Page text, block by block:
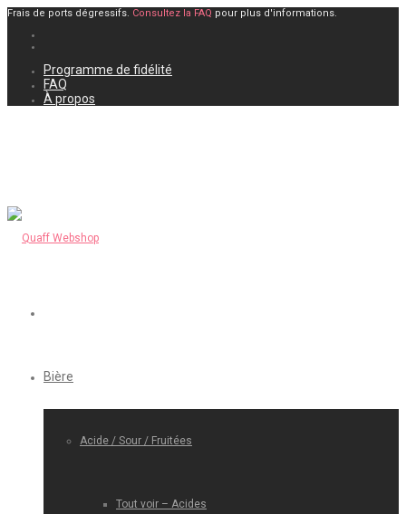
Frais de ports dégressifs. Consultez la FAQ pour plus d'informations.
Programme de fidélité
FAQ
À propos
Bière
Acide / Sour / Fruitées
Tout voir – Acides